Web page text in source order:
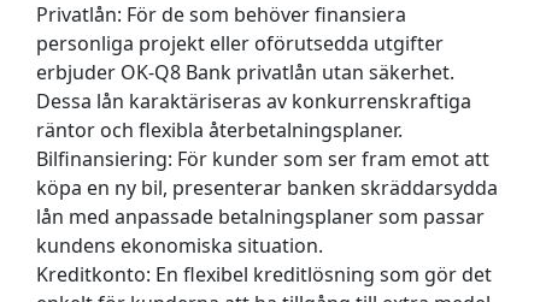
Privatlån: För de som behöver finansiera
personliga projekt eller oförutsedda utgifter
erbjuder OK-Q8 Bank privatlån utan säkerhet.
Dessa lån karaktäriseras av konkurrenskraftiga
räntor och flexibla återbetalningsplaner.
Bilfinansiering: För kunder som ser fram emot att
köpa en ny bil, presenterar banken skräddarsydda
lån med anpassade betalningsplaner som passar
kundens ekonomiska situation.
Kreditkonto: En flexibel kreditlösning som gör det